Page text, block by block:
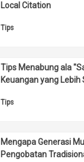
Local Citation
Tips
Tips Menabung ala
Keuangan yang Lebih
Tips
Mengapa Generasi
Pengobatan